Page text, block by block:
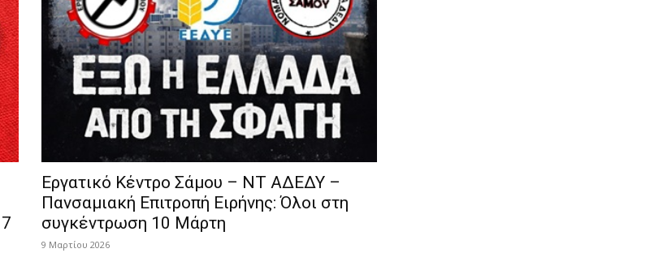
Εργατικό Κέντρο Σάμου – ΝΤ ΑΔΕΔΥ –
Πανσαμιακή Επιτροπή Ειρήνης: Όλοι στη
συγκέντρωση 10 Μάρτη
9 Μαρτίου 2026